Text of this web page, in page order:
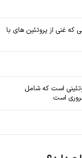
غنی از پروتئین های با
است که شامل
است